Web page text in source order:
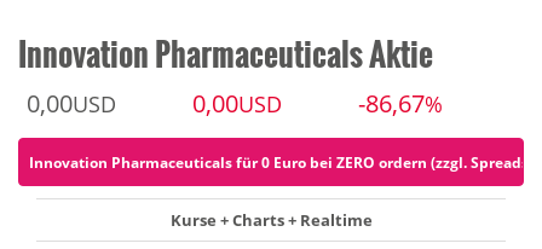
Innovation Pharmaceuticals Aktie
0,00USD 0,00USD -86,67%
Innovation Pharmaceuticals für 0 Euro bei ZERO ordern (zzgl. Spreads)
Kurse + Charts + Realtime